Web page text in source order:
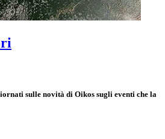
sulle novità di Oikos sugli eventi che la